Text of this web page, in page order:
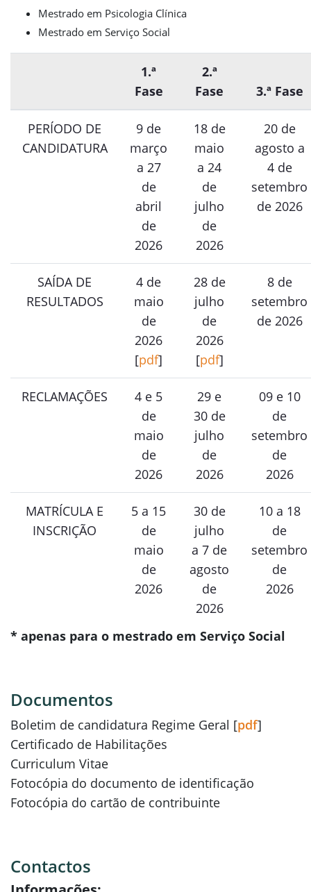
Mestrado em Psicologia Clínica
Mestrado em Serviço Social
1.ª
Fase
2.ª
Fase
3.ª Fase
PERÍODO DE
CANDIDATURA
9 de
março
a 27
de
abril
de
2026
18 de
maio
a 24
de
julho
de
2026
20 de
agosto a
4 de
setembro
de 2026
SAÍDA DE
RESULTADOS
4 de
maio
de
2026
[pdf]
28 de
julho
de
2026
[pdf]
8 de
setembro
de 2026
RECLAMAÇÕES
4 e 5
de
maio
de
2026
29 e
30 de
julho
de
2026
09 e 10
de
setembro
de
2026
MATRÍCULA E
INSCRIÇÃO
5 a 15
de
maio
de
2026
30 de
julho
a 7 de
agosto
de
2026
10 a 18
de
setembro
de
2026
* apenas para o mestrado em Serviço Social
Documentos
Boletim de candidatura Regime Geral [pdf]
Certificado de Habilitações
Curriculum Vitae
Fotocópia do documento de identificação
Fotocópia do cartão de contribuinte
Contactos